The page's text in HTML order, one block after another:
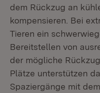
dem Rückzug an
kompensieren. Bei
Tieren ein
Bereitstellen von
der mögliche
Plätze unterstützen
Spaziergänge mit